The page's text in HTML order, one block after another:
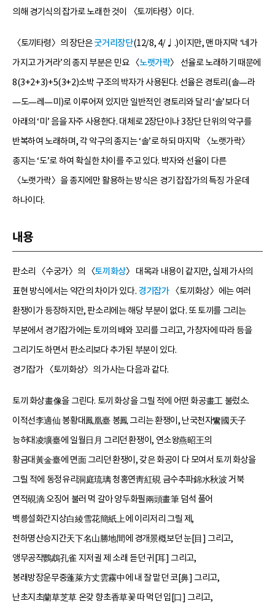
의해 경기식의 잡가로 노래한 것이 〈토끼타령〉이다.
〈토끼타령〉의 장단은굿거리장단(12/8, 4/♩.)이지만, 맨 마지막 ‘네가
가지고 가거라’의 종지 부분은 민요 〈노랫가락〉 선율로 노래하기 때문에
8(3+2+3)+5(3+2)소박 구조의 박자가 사용된다. 선율은 경토리(솔—라
—도—레—미)로 이루어져 있지만 일반적인 경토리와 달리 ‘솔’보다 더
아래의 ‘미’ 음을 자주 사용한다. 대체로 2장단이나 3장단 단위의 악구를
반복하여 노래하며, 각 악구의 종지는 ‘솔’로 하되 마지막 〈노랫가락〉
종지는 ‘도’로 하여 확실한 차이를 주고 있다. 박자와 선율이 다른
〈노랫가락〉을 종지에만 활용하는 방식은 경기 잡잡가의 특징 가운데
하나이다.
내용
판소리 〈수궁가〉의 〈토끼화상〉 대목과 내용이 같지만, 실제 가사의
표현 방식에서는 약간의 차이가 있다. 경기잡가〈토끼화상〉에는 여러
환쟁이가 등장하지만, 판소리에는 해당 부분이 없다. 또 토끼를 그리는
부분에서 경기잡가에는 토끼의 배와 꼬리를 그리고, 가창자에 따라 등을
그리기도 하면서 판소리보다 추가된 부분이 있다.
경기잡가 〈토끼화상〉의 가사는 다음과 같다.
토끼 화상畫像을 그린다. 토끼 화상을 그릴 적에 어떤 화공畫工 불렀소.
이적선李適仙 봉황대鳳凰臺 봉鳳 그리는 환쟁이, 난국천자鸞國天子
능허대凌壙臺에 일월日月 그리던 환쟁이, 연소왕燕昭王의
황금대黃金臺에 면面 그리던 환쟁이, 갖은 화공이 다 모여서 토끼 화상을
그릴 적에 동정유리洞庭琉璃 청홍연靑紅硯 금수추파錦水秋波 거북
연적硯滴 오징어 불러 먹 갈아 양두화필兩頭畫筆 덤석 풀어
백릉설화간지상白綾雪花簡紙上에 이리저리 그릴 제,
천하명산승지간天下名山勝地間에 경개景槪보던 눈[目] 그리고,
앵무공작鸚鵡孔雀 지저귈 제 소래 듣던 귀[耳] 그리고,
봉래방장운무중蓬萊方丈雲霧中에 내 잘 맡던 코[鼻] 그리고,
난초지초蘭草芝草 온갖 향초香草꽃 따 먹던 입[口] 그리고,